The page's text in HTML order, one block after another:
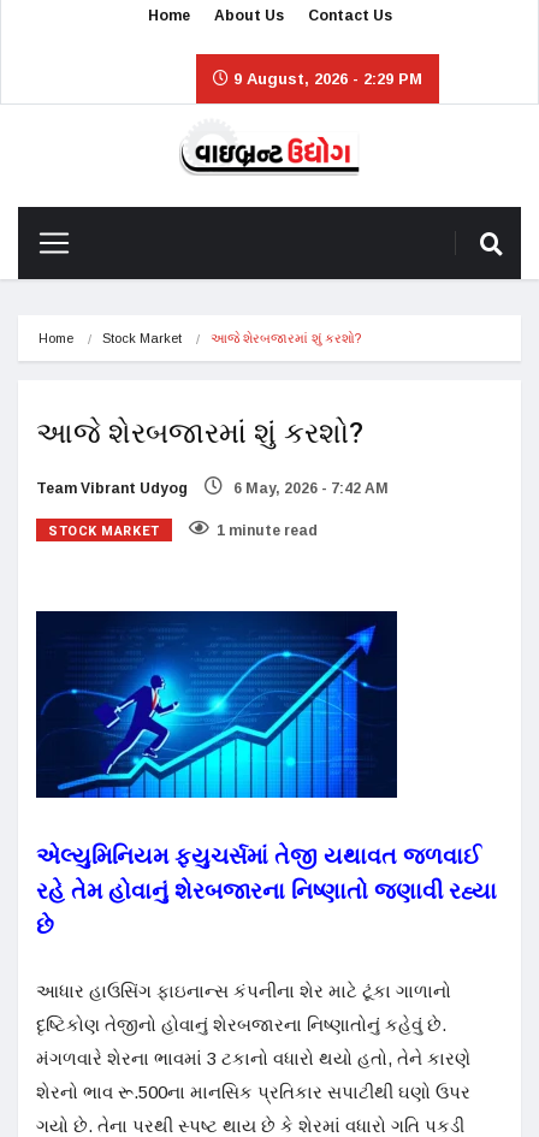
Home About Us Contact Us
9 August, 2026 - 2:29 PM
Home Stock Market આજે શેરબજારમાં શું કરશો?
આજે શેરબજારમાં શું કરશો?
Team Vibrant Udyog 6 May, 2026 - 7:42 AM
STOCK MARKET 1 minute read
એલ્યુમિનિયમ ફ્યુચર્સમાં તેજી યથાવત જળવાઈ
રહે તેમ હોવાનું શેરબજારના નિષ્ણાતો જણાવી રહ્યા
છે
આધાર હાઉસિંગ ફાઇનાન્સ કંપનીના શેર માટે ટૂંકા ગાળાનો
દૃષ્ટિકોણ તેજીનો હોવાનું શેરબજારના નિષ્ણાતોનું કહેવું છે.
મંગળવારે શેરના ભાવમાં 3 ટકાનો વધારો થયો હતો, તેને કારણે
શેરનો ભાવ રૂ.500ના માનસિક પ્રતિકાર સપાટીથી ઘણો ઉપર
ગયો છે. તેના પરથી સ્પષ્ટ થાય છે કે શેરમાં વધારો ગતિ પકડી